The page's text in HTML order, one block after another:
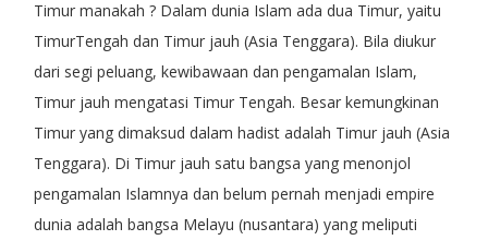
Timur manakah ? Dalam dunia Islam ada dua Timur, yaitu
TimurTengah dan Timur jauh (Asia Tenggara). Bila diukur
dari segi peluang, kewibawaan dan pengamalan Islam,
Timur jauh mengatasi Timur Tengah. Besar kemungkinan
Timur yang dimaksud dalam hadist adalah Timur jauh (Asia
Tenggara). Di Timur jauh satu bangsa yang menonjol
pengamalan Islamnya dan belum pernah menjadi empire
dunia adalah bangsa Melayu (nusantara) yang meliputi